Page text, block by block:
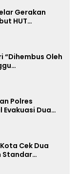
Gerakan
HUT
“Dihembus Oleh
Polres
Evakuasi Dua
Cek Dua
Standar